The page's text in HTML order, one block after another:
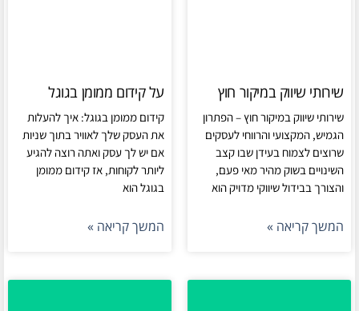
שירותי שיווק במיקור חוץ
שירותי שיווק במיקור חוץ – הפתרון
הגמיש, המקצועי והרווחי לעסקים
שרוצים לצמוח בעידן שבו קצב
השינויים בשוק מהיר מאי פעם,
והצורך בבידול שיווקי מדויק הוא
המשך קריאה »
על קידום ממומן בגוגל
קידום ממומן בגוגל: איך להעלות
את העסק שלך לאוויר בתוך שניות
אם יש לך עסק ואתה רוצה להגיע
ליותר לקוחות, אז קידום ממומן
בגוגל הוא
המשך קריאה »